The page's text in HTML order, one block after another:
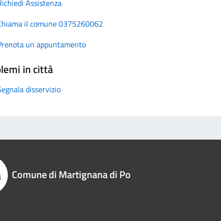
Assistenza
il comune 0375260062
un appuntamento
in città
disservizio
Comune di Martignana di Po